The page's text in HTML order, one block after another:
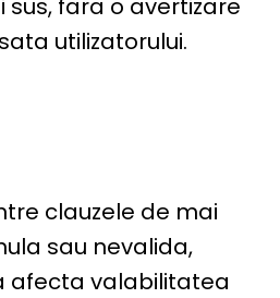
fara o avertizare
utilizatorului.
clauzele de mai
sau nevalida,
afecta valabilitatea